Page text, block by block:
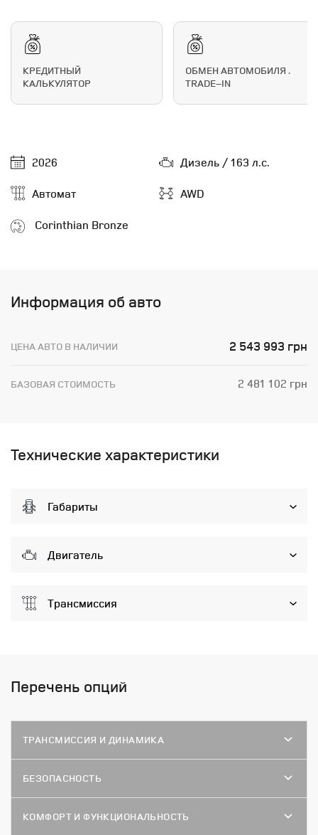
КРЕДИТНЫЙ
КАЛЬКУЛЯТОР
ОБМЕН АВТОМОБИЛЯ .
TRADE–IN
2026
Дизель / 163 л.с.
Автомат
AWD
Corinthian Bronze
Информация об авто
ЦЕНА АВТО В НАЛИЧИИ 2 543 993 грн
БАЗОВАЯ СТОИМОСТЬ 2 481 102 грн
Технические характеристики
Габариты
Двигатель
Трансмиссия
Перечень опций
ТРАНСМИССИЯ И ДИНАМИКА
БЕЗОПАСНОСТЬ
КОМФОРТ И ФУНКЦИОНАЛЬНОСТЬ